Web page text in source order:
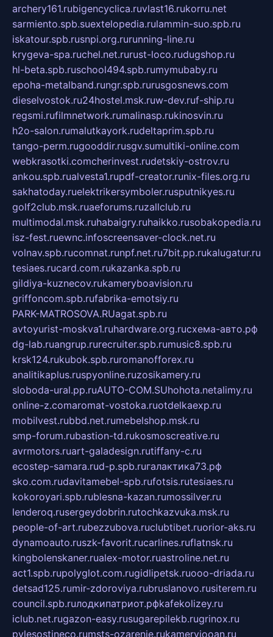
archery161.rubigencyclica.ruvlast16.rukorru.net
sarmiento.spb.suextelopedia.rulammin-suo.spb.ru
iskatour.spb.rusnpi.org.rurunning-line.ru
krygeva-spa.ruchel.net.rurust-loco.rudugshop.ru
hl-beta.spb.ruschool494.spb.rumymubaby.ru
epoha-metalband.rungr.spb.rurusgosnews.com
dieselvostok.ru24hostel.msk.ruw-dev.ruf-ship.ru
regsmi.rufilmnetwork.rumalinasp.rukinosvin.ru
h2o-salon.rumalutkayork.rudeltaprim.spb.ru
tango-perm.rugooddir.rusgv.sumultiki-online.com
webkrasotki.comcherinvest.rudetskiy-ostrov.ru
ankou.spb.rualvesta1.rupdf-creator.runix-files.org.ru
sakhatoday.ruelektrikersymboler.rusputnikyes.ru
golf2club.msk.ruaeforums.ruzallclub.ru
multimodal.msk.ruhabaigry.ruhaikko.rusobakopedia.ru
isz-fest.ruewnc.infoscreensaver-clock.net.ru
volnav.spb.rucomnat.runpf.net.ru7bit.pp.rukalugatur.ru
tesiaes.rucard.com.rukazanka.spb.ru
gildiya-kuznecov.rukameryboavision.ru
griffoncom.spb.rufabrika-emotsiy.ru
PARK-MATROSOVA.RUagat.spb.ru
avtoyurist-moskva1.ruhardware.org.ruсхема-авто.рф
dg-lab.ruangrup.rurecruiter.spb.rumusic8.spb.ru
krsk124.rukubok.spb.ruromanofforex.ru
analitikaplus.ruspyonline.ruzosikamery.ru
sloboda-ural.pp.ruAUTO-COM.SUhohota.netalimy.ru
online-z.comaromat-vostoka.ruotdelkaexp.ru
mobilvest.rubbd.net.rumebelshop.msk.ru
smp-forum.rubastion-td.rukosmoscreative.ru
avrmotors.ruart-galadesign.rutiffany-c.ru
ecostep-samara.rud-p.spb.ruгалактика73.рф
sko.com.rudavitamebel-spb.rufotsis.rutesiaes.ru
kokoroyari.spb.rublesna-kazan.rumossilver.ru
lenderoq.rusergeydobrin.rutochkazvuka.msk.ru
people-of-art.rubezzubova.ruclubtibet.ruorior-aks.ru
dynamoauto.ruszk-favorit.rucarlines.ruflatnsk.ru
kingbolenskaner.rualex-motor.ruastroline.net.ru
act1.spb.rupolyglot.com.rugidlipetsk.ruooo-driada.ru
detsad125.rumir-zdoroviya.rubruslanovo.rusiterem.ru
council.spb.ruлодкипатриот.рфkafekolizey.ru
iclub.net.rugazon-easy.rusugarepilekb.rugrinox.ru
pylesostineco.rumsts-ozarenie.rukameryjooan.ru